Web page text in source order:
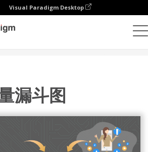
Visual Paradigm Desktop
漏斗图